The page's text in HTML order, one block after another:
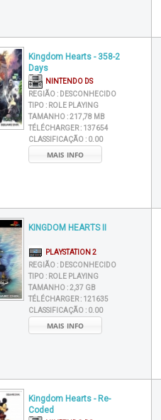
Kingdom Hearts - 358-2
Days
NINTENDO DS
REGIÃO : DESCONHECIDO
TIPO : ROLE PLAYING
TAMANHO :217,78 MB
TÉLÉCHARGER : 137654
CLASSIFICAÇÃO : 0.00
MAIS INFO
KINGDOM HEARTS II
PLAYSTATION 2
REGIÃO : DESCONHECIDO
TIPO : ROLE PLAYING
TAMANHO :2,37 GB
TÉLÉCHARGER : 121635
CLASSIFICAÇÃO : 0.00
MAIS INFO
Kingdom Hearts - Re-
Coded